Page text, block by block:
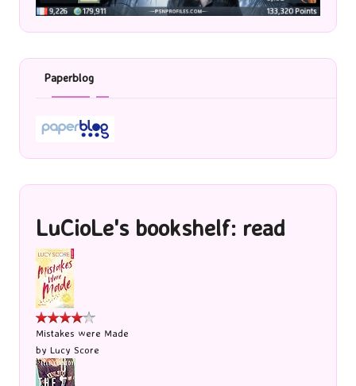
Paperblog
LuCioLe's bookshelf: read
Mistakes were Made
by Lucy Score